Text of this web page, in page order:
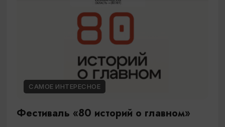
САМОЕ ИНТЕРЕСНОЕ
Фестиваль «80 историй о главном»